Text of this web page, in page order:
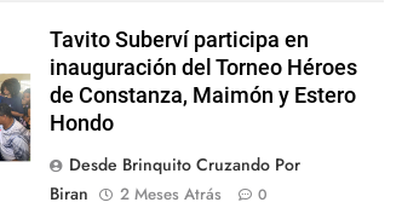
Tavito Suberví participa en
inauguración del Torneo Héroes
de Constanza, Maimón y Estero
Hondo
Desde Brinquito Cruzando Por
Biran
2 Meses Atrás 0